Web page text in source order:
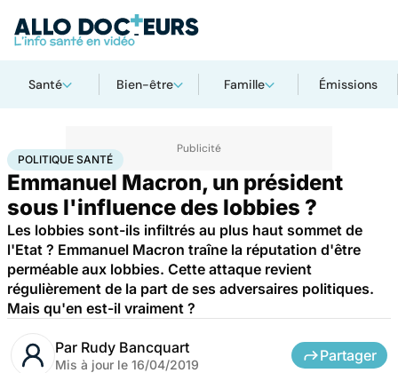
Santé Bien-être Famille Émissions
AccueilSantéSociété Santé publiquePolitique santé
POLITIQUE SANTÉ
Emmanuel Macron, un président
sous l'influence des lobbies ?
Les lobbies sont-ils infiltrés au plus haut sommet de
l'Etat ? Emmanuel Macron traîne la réputation d'être
perméable aux lobbies. Cette attaque revient
régulièrement de la part de ses adversaires politiques.
Mais qu'en est-il vraiment ?
Par Rudy Bancquart
Mis à jour le 16/04/2019
Partager